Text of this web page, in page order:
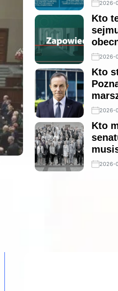
2026-
Kto
2026-
Kto
2026-
Kto
2026-